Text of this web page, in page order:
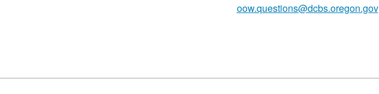
oow.questions@dcbs.oregon.gov